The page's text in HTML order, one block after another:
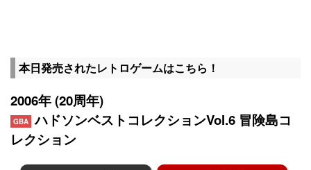
本日発売されたレトロゲームはこちら！
2006年 (20周年)
GBA ハドソンベストコレクションVol.6 冒険島コ
レクション